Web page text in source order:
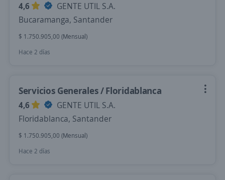
4,6
GENTE UTIL S.A.
Bucaramanga, Santander
$ 1.750.905,00 (Mensual)
Hace 2 días
Servicios Generales / Floridablanca
4,6
GENTE UTIL S.A.
Floridablanca, Santander
$ 1.750.905,00 (Mensual)
Hace 2 días